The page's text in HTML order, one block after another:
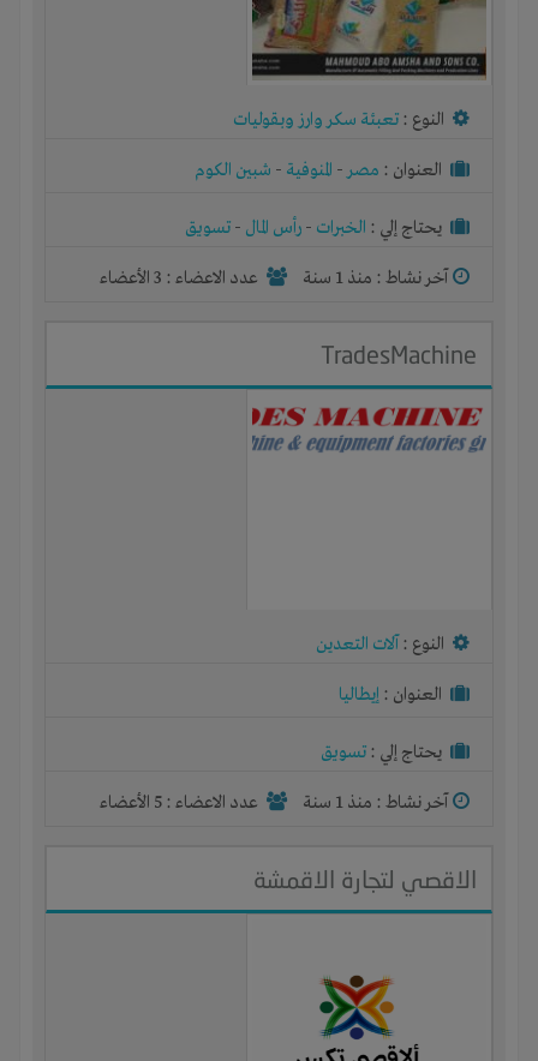
النوع : تعبئة سكر وارز وبقوليات
العنوان : مصر- المنوفية - شبين الكوم
يحتاج إلي : الخبرات - رأس المال - تسويق
آخر نشاط : منذ 1 سنة عدد الاعضاء : 3 الأعضاء
TradesMachine
النوع : آلات التعدين
العنوان : إيطاليا
يحتاج إلي : تسويق
آخر نشاط : منذ 1 سنة عدد الاعضاء : 5 الأعضاء
الاقصي لتجارة الاقمشة